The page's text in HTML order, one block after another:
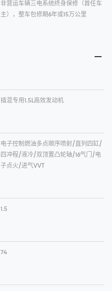
非营运车辆三电系统终身保修（首任车
主），整车包修期6年或15万公里
插混专用1.5L高效发动机
电子控制燃油多点顺序喷射/直列四缸/
四冲程/液冷/双顶置凸轮轴/16气门/电
子点火/进气VVT
1.5
74